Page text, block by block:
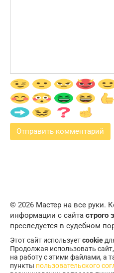
© 2026 Мастер на все руки.
информации с сайта строго
преследуется в судебном
Этот сайт используетcookie
Продолжая использовать
на работу с этими файлами, а
пункты пользовательского